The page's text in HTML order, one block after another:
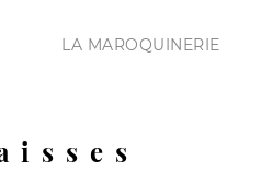
LA MAROQUINERIE